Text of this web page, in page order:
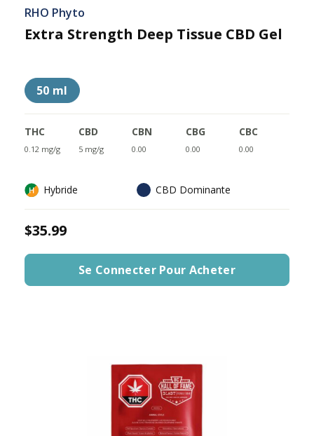
RHO Phyto
Extra Strength Deep Tissue CBD Gel
50 ml
THC
0.12 mg/g
CBD
5 mg/g
CBN
0.00
CBG
0.00
CBC
0.00
Hybride CBD Dominante
$35.99
Se Connecter Pour Acheter